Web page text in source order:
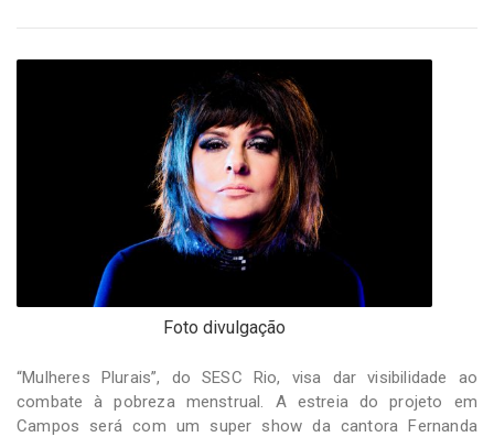
FALE
Foto divulgação
“Mulheres Plurais”, do SESC Rio, visa dar visibilidade ao
combate à pobreza menstrual. A estreia do projeto em
Campos será com um super show da cantora Fernanda